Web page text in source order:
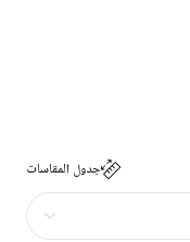
جدول المقاسات